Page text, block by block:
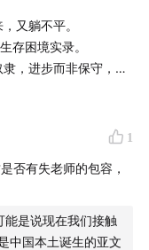
科学院哲学所研究
又躺不平。
存困境实录。
，进步而非保守，进
而非虚文，科学而非
、游文化、超文化、
荒诞的终极浪漫。
主流文化、传统文
。
人生。
1
否有失老师的包容，
是说现在我们接触
中国本土诞生的亚文